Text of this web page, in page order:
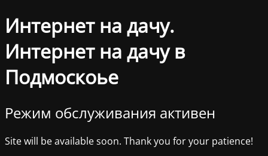
Интернет на дачу.
Интернет на дачу в
Подмоскоье
Режим обслуживания активен
Site will be available soon. Thank you for your patience!